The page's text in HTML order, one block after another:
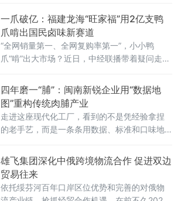
不足0.1%，九成以上依赖进口。锘锋新材料的
技术团队另辟蹊径，将目光投向长期被忽视
的“城市矿山”——废耐火砖
一爪破亿：福建龙海“旺家福”用2亿支鸭
爪啃出国民卤味新赛道
“全网销量第一、全网复购率第一”，小小鸭
爪“啃”出大市场？近日，中经联播带着疑问走进
有厂区、5.8万平方米现代化车间智能高效，全
自动生产线有序作业，标准化生产保障产品品
质稳定可靠。据了解，全家福集团创立于2004
年，深耕食品行业二十余年，从单一肉制品加
工，发展为肉制品、烘焙馅料多元经营，已形
四年磨一“脯”：闽南新锐企业用“数据地
图”重构传统肉脯产业
走进这座现代化工厂，看到的不是凭经验拿捏
的老手艺，而是一条条用数据、标准和口味地
道道可量化、可追溯的工序：原料肉验收、低
温滚揉腌制、自动化摊筛、精准温控烘烤、洁
净内包装
雄飞集团深化中俄跨境物流合作 促进双边
贸易往来
依托绥芬河百年口岸区位优势和完善的对俄物